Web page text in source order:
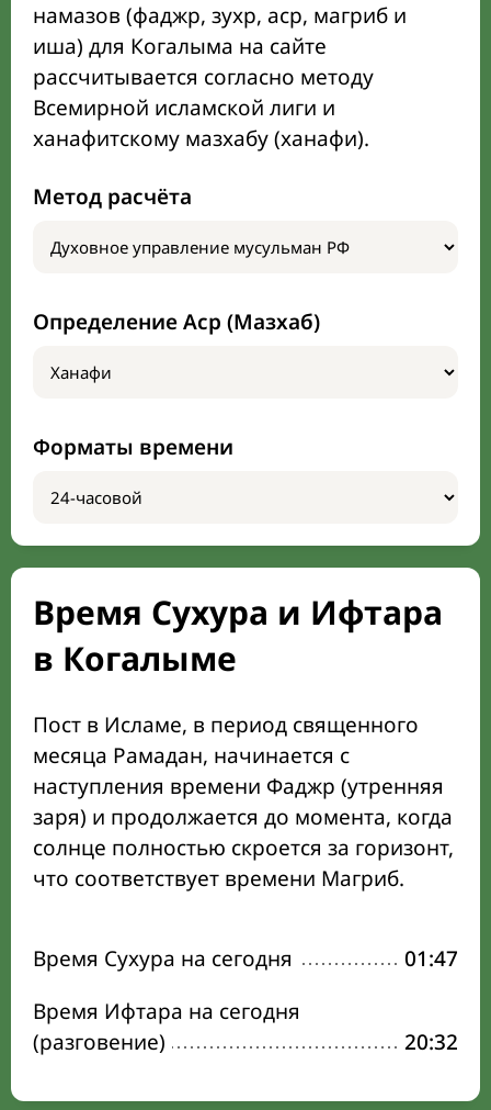
намазов (фаджр, зухр, аср, магриб и
иша) для Когалыма на сайте
рассчитывается согласно методу
Всемирной исламской лиги и
ханафитскому мазхабу (ханафи).
Метод расчёта
Определение Аср (Мазхаб)
Форматы времени
Время Сухура и Ифтара
в Когалыме
Пост в Исламе, в период священного
месяца Рамадан, начинается с
наступления времени Фаджр (утренняя
заря) и продолжается до момента, когда
солнце полностью скроется за горизонт,
что соответствует времени Магриб.
Время Сухура на сегодня
01:47
Время Ифтара на сегодня
(разговение)
20:32